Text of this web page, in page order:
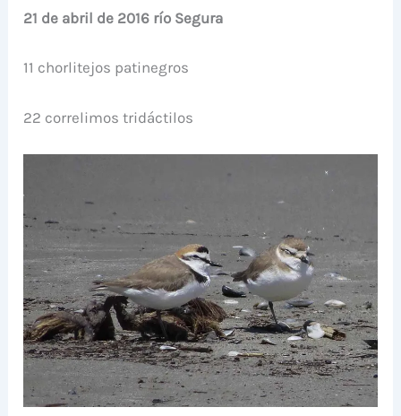
21 de abril de 2016 río Segura
11 chorlitejos patinegros
22 correlimos tridáctilos